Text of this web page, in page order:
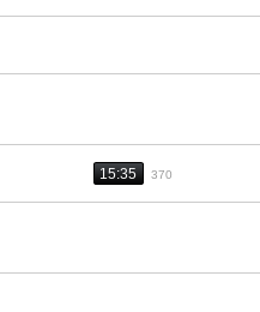
15:35 370